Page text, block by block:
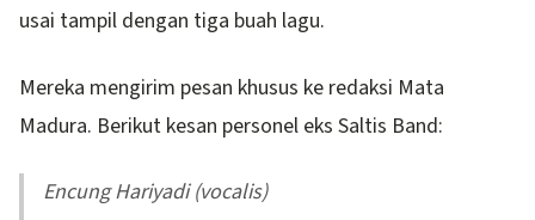
usai tampil dengan tiga buah lagu.
Mereka mengirim pesan khusus ke redaksi Mata
Madura. Berikut kesan personel eks Saltis Band:
Encung Hariyadi (vocalis)